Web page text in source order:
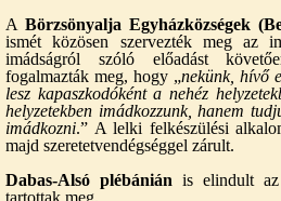
A Börzsönyalja Egyházközségek
ismét közösen szervezték meg az
imádságról szóló előadást
fogalmazták meg, hogy „nekünk, hívő
lesz kapaszkodóként a nehéz
helyzetekben imádkozzunk, hanem
imádkozni.” A lelki felkészülési
majd szeretetvendégséggel zárult.
Dabas-Alsó plébánián is elindult az
tartottak meg.